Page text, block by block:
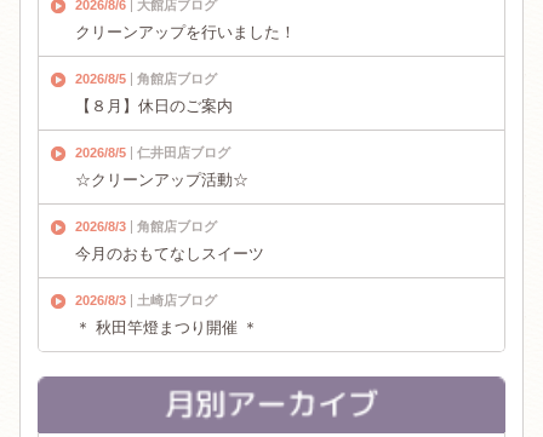
2026/8/6 大館店ブログ
クリーンアップを行いました！
2026/8/5 角館店ブログ
【８月】休日のご案内
2026/8/5 仁井田店ブログ
☆クリーンアップ活動☆
2026/8/3 角館店ブログ
今月のおもてなしスイーツ
2026/8/3 土崎店ブログ
＊ 秋田竿燈まつり開催 ＊